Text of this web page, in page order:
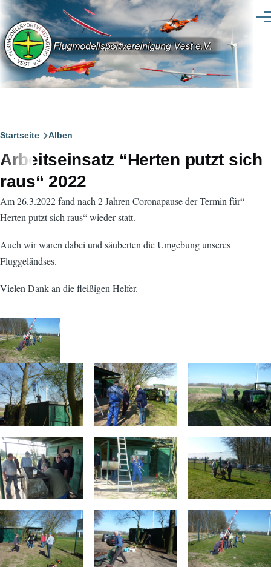
Direkt zum Inhalt
Pfadnavigation
Startseite Alben
Arbeitseinsatz “Herten putzt sich
raus“ 2022
Am 26.3.2022 fand nach 2 Jahren Coronapause der Termin für“
Herten putzt sich raus“ wieder statt.
Auch wir waren dabei und säuberten die Umgebung unseres
Fluggeländses.
Vielen Dank an die fleißigen Helfer.